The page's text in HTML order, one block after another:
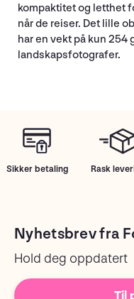
kompaktitet og letthet
når de reiser. Det lille
har en vekt på kun 254
landskapsfotografer.
Sikker betaling Rask
Nyhetsbrev fra
Hold deg oppdatert